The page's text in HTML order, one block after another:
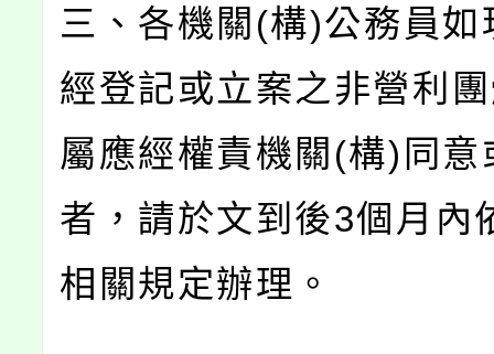
三、各機關(構)公務員如
經登記或立案之非營利
屬應經權責機關(構)同意
者，請於文到後3個月內
相關規定辦理。